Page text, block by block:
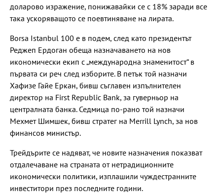
доларово изражение, понижавайки се с 18% заради все
така ускоряващото се поевтиняване на лирата.
Borsa Istanbul 100 е в подем, след като президентът
Реджеп Ердоган обеща назначаването на нов
икономически екип с „международна знаменитост“ в
първата си реч след изборите. В петък той назначи
Хафизе Гайе Еркан, бивш съглавен изпълнителен
директор на First Republic Bank, за гуверньор на
централната банка. Седмица по-рано той назначи
Мехмет Шимшек, бивш стратег на Merrill Lynch, за нов
финансов министър.
Трейдърите се надяват, че новите назначения показват
отдалечаване на страната от нетрадиционните
икономически политики, изплашили чуждестранните
инвеститори през последните години.